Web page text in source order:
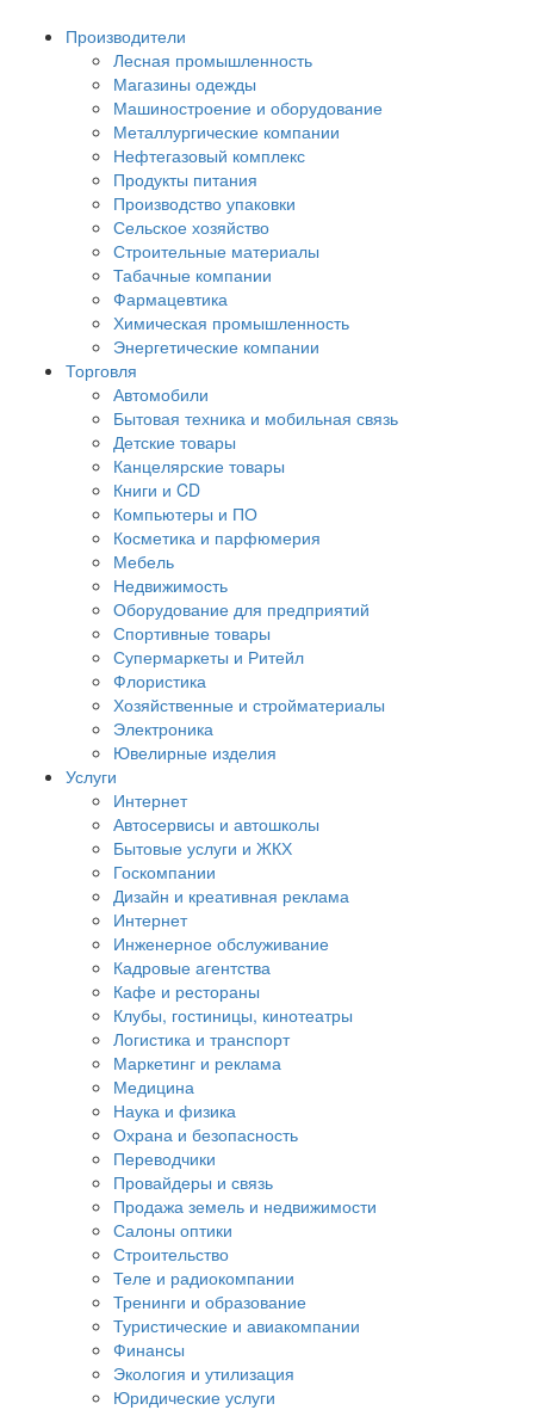
Производители
Лесная промышленность
Магазины одежды
Машиностроение и оборудование
Металлургические компании
Нефтегазовый комплекс
Продукты питания
Производство упаковки
Сельское хозяйство
Строительные материалы
Табачные компании
Фармацевтика
Химическая промышленность
Энергетические компании
Торговля
Автомобили
Бытовая техника и мобильная связь
Детские товары
Канцелярские товары
Книги и CD
Компьютеры и ПО
Косметика и парфюмерия
Мебель
Недвижимость
Оборудование для предприятий
Спортивные товары
Супермаркеты и Ритейл
Флористика
Хозяйственные и стройматериалы
Электроника
Ювелирные изделия
Услуги
Интернет
Автосервисы и автошколы
Бытовые услуги и ЖКХ
Госкомпании
Дизайн и креативная реклама
Интернет
Инженерное обслуживание
Кадровые агентства
Кафе и рестораны
Клубы, гостиницы, кинотеатры
Логистика и транспорт
Маркетинг и реклама
Медицина
Наука и физика
Охрана и безопасность
Переводчики
Провайдеры и связь
Продажа земель и недвижимости
Салоны оптики
Строительство
Теле и радиокомпании
Тренинги и образование
Туристические и авиакомпании
Финансы
Экология и утилизация
Юридические услуги